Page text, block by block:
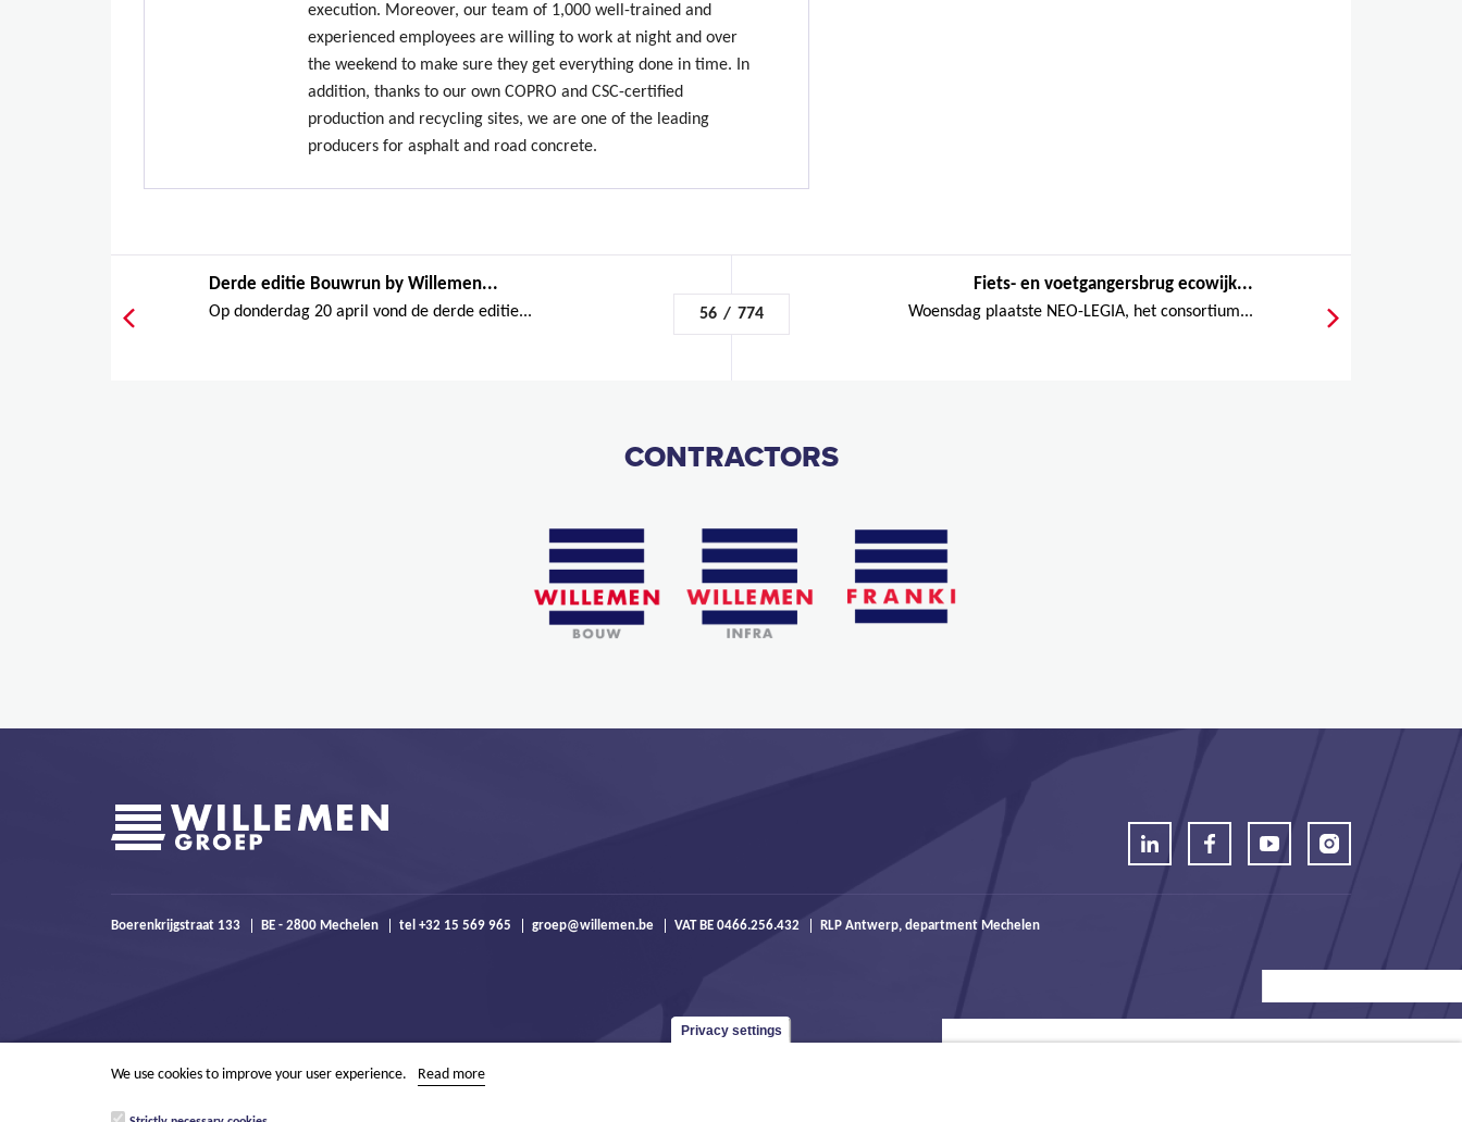
execution. Moreover, our team of 1,000 well-trained and
experienced employees are willing to work at night and over
the weekend to make sure they get everything done in time. In
addition, thanks to our own COPRO and CSC-certified
production and recycling sites, we are one of the leading
producers for asphalt and road concrete.
Derde editie Bouwrun by Willemen...
Op donderdag 20 april vond de derde editie... 56 / 774
Fiets- en voetgangersbrug ecowijk...
Woensdag plaatste NEO-LEGIA, het consortium...
CONTRACTORS
Boerenkrijgstraat 133 BE - 2800 Mechelen tel +32 15 569 965 groep@willemen.be VAT BE 0466.256.432 RLP Antwerp, department Mechelen
Privacy settings
We use cookies to improve your user experience. Read more